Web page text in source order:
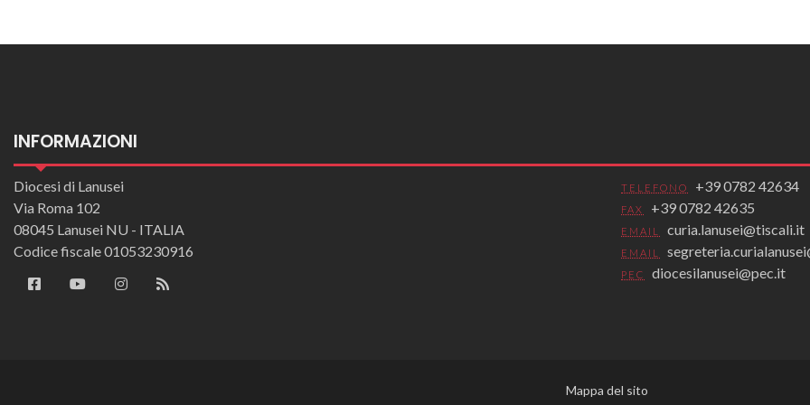
INFORMAZIONI
Diocesi di Lanusei
Via Roma 102
08045 Lanusei NU - ITALIA
Codice fiscale 01053230916
TELEFONO +39 0782 42634
FAX +39 0782 42635
EMAIL curia.lanusei@tiscali.it
EMAIL
PEC diocesilanusei@pec.it
Mappa del sito